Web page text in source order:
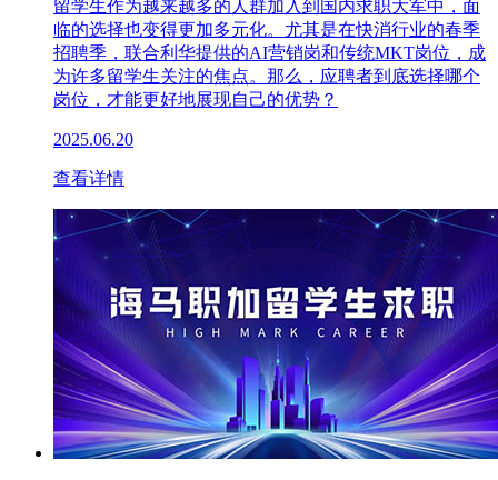
留学生作为越来越多的人群加入到国内求职大军中，面
临的选择也变得更加多元化。尤其是在快消行业的春季
招聘季，联合利华提供的AI营销岗和传统MKT岗位，成
为许多留学生关注的焦点。那么，应聘者到底选择哪个
岗位，才能更好地展现自己的优势？
2025.06.20
查看详情